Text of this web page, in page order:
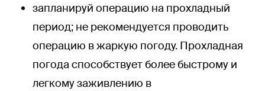
запланируй операцию на прохладный
период; не рекомендуется проводить
операцию в жаркую погоду. Прохладная
погода способствует более быстрому и
легкому заживлению в